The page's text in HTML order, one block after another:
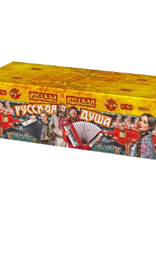
Корсары
Жуки